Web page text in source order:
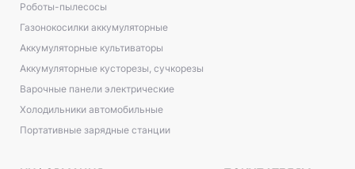
Роботы-пылесосы
Газонокосилки аккумуляторные
Аккумуляторные культиваторы
Аккумуляторные кусторезы, сучкорезы
Варочные панели электрические
Холодильники автомобильные
Портативные зарядные станции